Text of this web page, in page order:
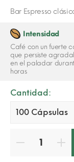
Bar Espresso
Intensidad
Café con un fuerte
que persiste
en el paladar
horas
Cantidad: